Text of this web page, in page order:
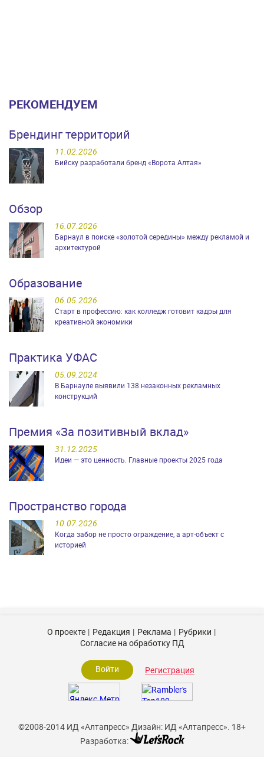
РЕКОМЕНДУЕМ
Брендинг территорий
11.02.2026
Бийску разработали бренд «Ворота Алтая»
Обзор
16.07.2026
Барнаул в поиске «золотой середины» между рекламой и
архитектурой
Образование
06.05.2026
Старт в профессию: как колледж готовит кадры для
креативной экономики
Практика УФАС
05.09.2024
В Барнауле выявили 138 незаконных рекламных
конструкций
Премия «За позитивный вклад»
31.12.2025
Идеи — это ценность. Главные проекты 2025 года
Пространство города
10.07.2026
Когда забор не просто ограждение, а арт-объект с
историей
©2008-2014 ИД «Алтапресс» Дизайн: ИД «Алтапресс». 18+
Разработка:
О проекте Редакция Реклама
Рубрики
Согласие на обработку ПД
Войти Регистрация